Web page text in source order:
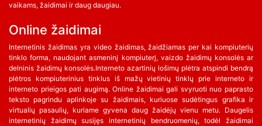
vaikams, žaidimai ir daug daugiau.
Online žaidimai
Internetinis žaidimas yra video žaidimas, žaidžiamas per kai kompiuterių
tinklo forma, naudojant asmeninį kompiuterį, vaizdo žaidimų konsolės ar
delninis žaidimų konsolės.Interneto azartinių lošimų plėtra atspindi bendrą
plėtros kompiuterinius tinklus iš mažų vietinių tinklų prie interneto ir
interneto prieigos pati augimą. Online žaidimai gali svyruoti nuo paprasto
teksto pagrindu aplinkoje su žaidimais, kuriuose sudėtingus grafika ir
virtualių pasaulių, kuriame gyvena daug žaidėjų vienu metu. Daugelis
internetinių žaidimų susijęs internetinių bendruomenių, todėl žaidimai